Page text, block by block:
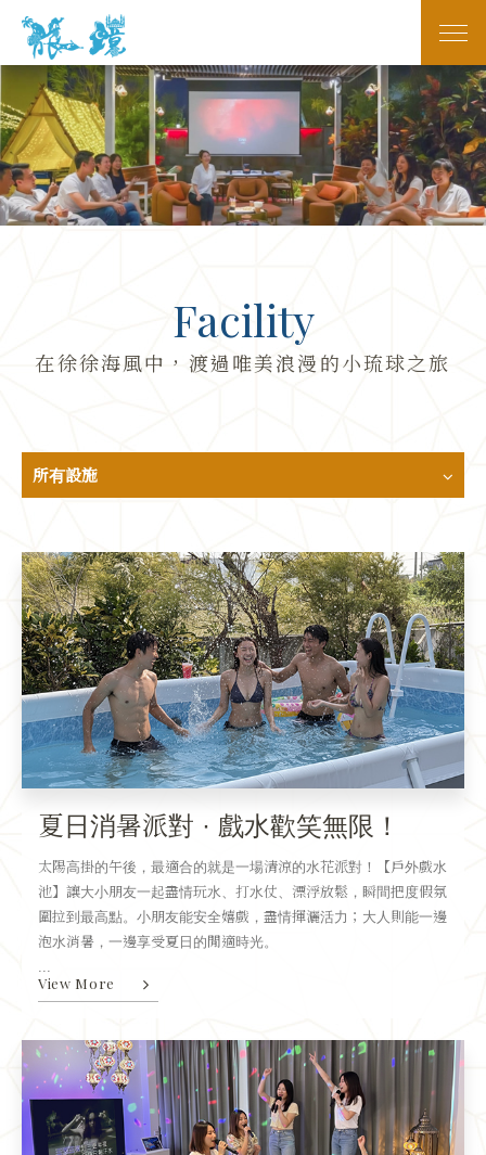
Facility
在徐徐海風中，渡過唯美浪漫的小琉球之旅
所有設施
夏日消暑派對 · 戲水歡笑無限！
太陽高掛的午後，最適合的就是一場清涼的水花派對！【戶外戲水
池】讓大小朋友一起盡情玩水、打水仗、漂浮放鬆，瞬間把度假氛
圍拉到最高點。小朋友能安全嬉戲，盡情揮灑活力；大人則能一邊
泡水消暑，一邊享受夏日的閒適時光。
View More